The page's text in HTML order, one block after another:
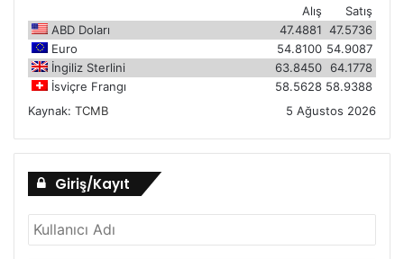
Satış
Alış
ABD Doları
47.5736
47.4881
Euro
54.9087
54.8100
İngiliz Sterlini
64.1778
63.8450
İsviçre Frangı
58.9388
58.5628
Kaynak: TCMB 5 Ağustos 2026
Giriş/Kayıt